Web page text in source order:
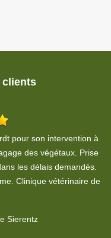
clients
du devis et des délais. Je